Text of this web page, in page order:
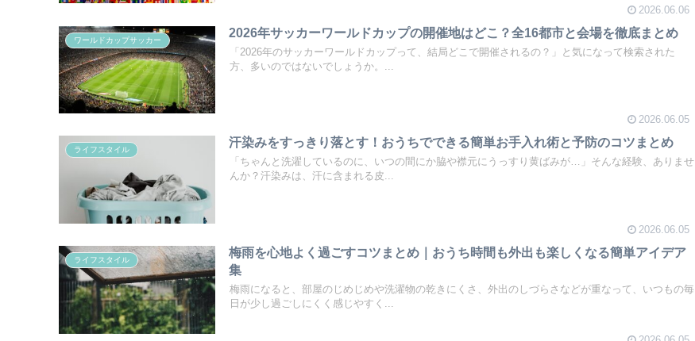
2026.06.06
ワールドカップサッカー
2026年サッカーワールドカップの開催地はどこ？全16都市と会場を徹底まとめ
「2026年のサッカーワールドカップって、結局どこで開催されるの？」と気になって検索された
方、多いのではないでしょうか。...
2026.06.05
ライフスタイル
汗染みをすっきり落とす！おうちでできる簡単お手入れ術と予防のコツまとめ
「ちゃんと洗濯しているのに、いつの間にか脇や襟元にうっすり黄ばみが…」そんな経験、ありませ
んか？汗染みは、汗に含まれる皮...
2026.06.05
ライフスタイル
梅雨を心地よく過ごすコツまとめ｜おうち時間も外出も楽しくなる簡単アイデア
集
梅雨になると、部屋のじめじめや洗濯物の乾きにくさ、外出のしづらさなどが重なって、いつもの毎
日が少し過ごしにくく感じやすく...